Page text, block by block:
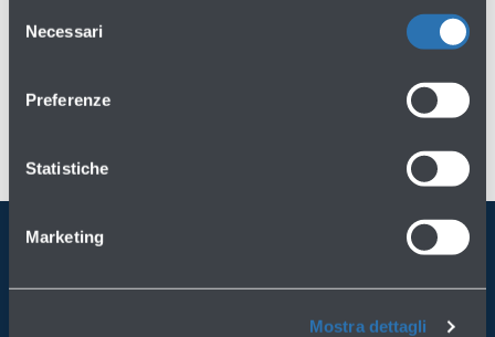
tracciamento in funzione sul Sito, La preghiamo di
delNecessari
Preferenze
Statistiche
Marketing
Mostra dettagli
Porta BLQ sempre con te